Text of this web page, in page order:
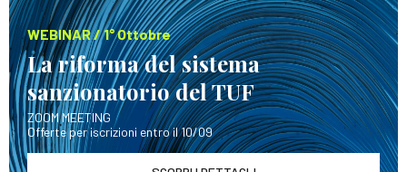
WEBINAR / 1° Ottobre
La riforma del sistema
sanzionatorio del TUF
ZOOM MEETING
Offerte per iscrizioni entro il 10/09